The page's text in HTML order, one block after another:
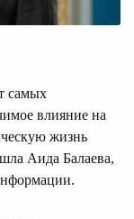
самых
влияние на
жизнь
Аида Балаева,